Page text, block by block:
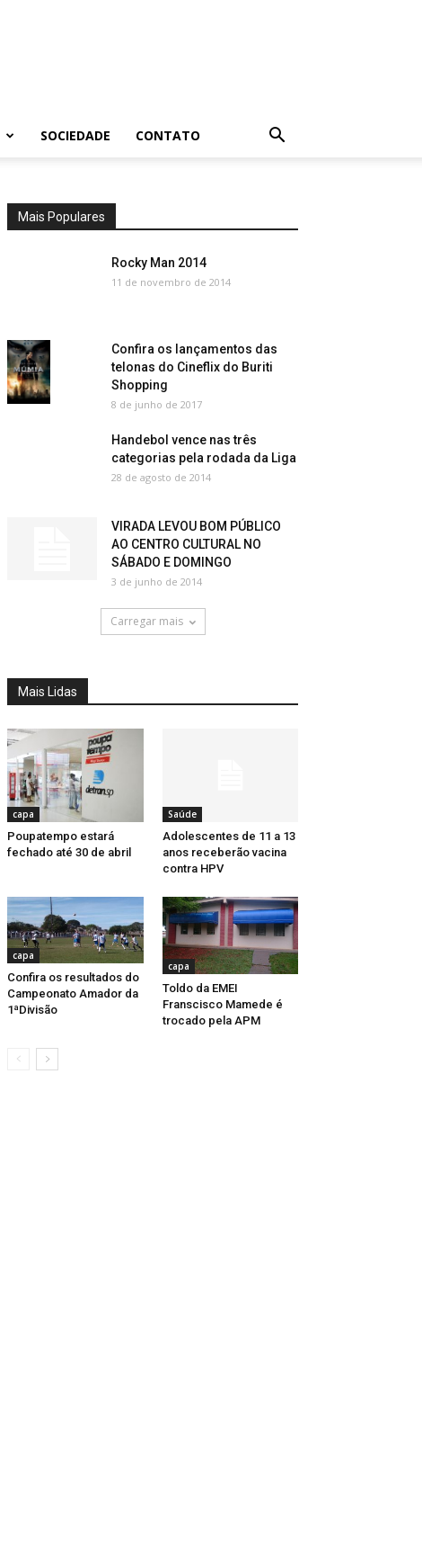
SOCIEDADE CONTATO
Mais Populares
Rocky Man 2014
11 de novembro de 2014
Confira os lançamentos das
telonas do Cineflix do Buriti
Shopping
8 de junho de 2017
Handebol vence nas três
categorias pela rodada da Liga
28 de agosto de 2014
VIRADA LEVOU BOM PÚBLICO
AO CENTRO CULTURAL NO
SÁBADO E DOMINGO
3 de junho de 2014
Carregar mais
Mais Lidas
capa
Poupatempo estará
fechado até 30 de abril
Saúde
Adolescentes de 11 a 13
anos receberão vacina
contra HPV
capa
Confira os resultados do
Campeonato Amador da
1ªDivisão
capa
Toldo da EMEI
Franscisco Mamede é
trocado pela APM